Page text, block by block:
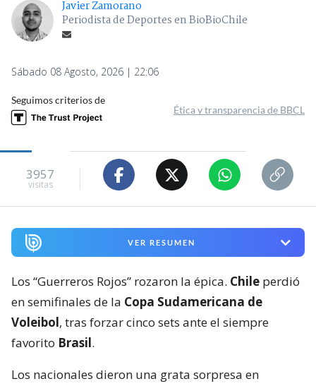
Javier Zamorano
Periodista de Deportes en BioBioChile
Sábado 08 Agosto, 2026 | 22:06
Seguimos criterios de
Ética y transparencia de BBCL
3957
visitas
VER RESUMEN
Los “Guerreros Rojos” rozaron la épica. Chile perdió
en semifinales de la Copa Sudamericana de
Voleibol, tras forzar cinco sets ante el siempre
favorito Brasil.
Los nacionales dieron una grata sorpresa en